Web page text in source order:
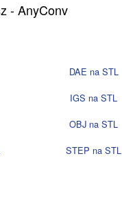
- AnyConv
DAE na STL
IGS na STL
OBJ na STL
STEP na STL